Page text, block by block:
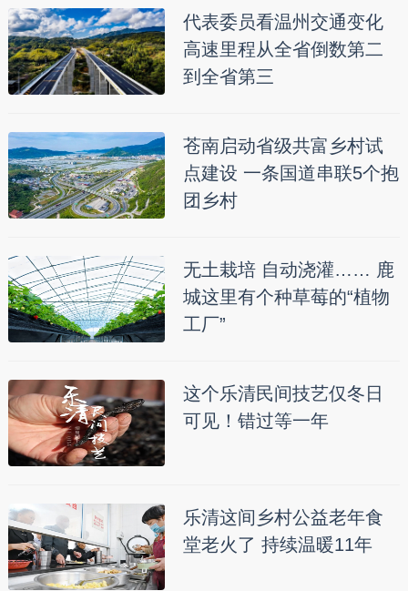
代表委员看温州交通变化
高速里程从全省倒数第二
到全省第三
苍南启动省级共富乡村试
点建设 一条国道串联5个抱
团乡村
无土栽培 自动浇灌…… 鹿
城这里有个种草莓的“植物
工厂”
这个乐清民间技艺仅冬日
可见！错过等一年
乐清这间乡村公益老年食
堂老火了 持续温暖11年